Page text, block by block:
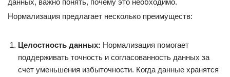
данных, важно понять, почему это необходимо.
Нормализация предлагает несколько преимуществ:
Целостность данных: Нормализация помогает
поддерживать точность и согласованность данных за
счет уменьшения избыточности. Когда данные хранятся